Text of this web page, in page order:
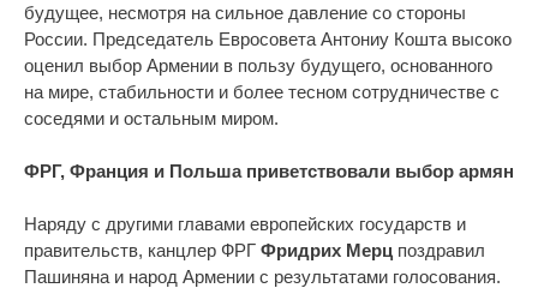
будущее, несмотря на сильное давление со стороны
России. Председатель Евросовета Антониу Кошта высоко
оценил выбор Армении в пользу будущего, основанного
на мире, стабильности и более тесном сотрудничестве с
соседями и остальным миром.
ФРГ, Франция и Польша приветствовали выбор армян
Наряду с другими главами европейских государств и
правительств, канцлер ФРГ Фридрих Мерц поздравил
Пашиняна и народ Армении с результатами голосования.